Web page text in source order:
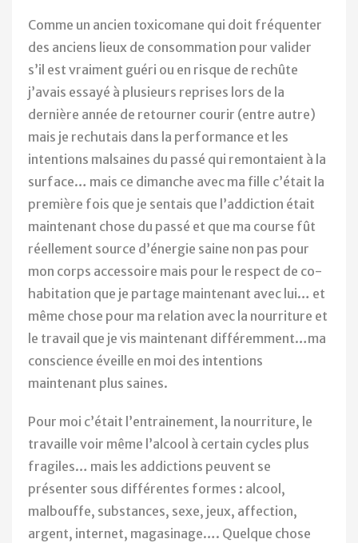
Comme un ancien toxicomane qui doit fréquenter
des anciens lieux de consommation pour valider
s’il est vraiment guéri ou en risque de rechûte
j’avais essayé à plusieurs reprises lors de la
dernière année de retourner courir (entre autre)
mais je rechutais dans la performance et les
intentions malsaines du passé qui remontaient à la
surface… mais ce dimanche avec ma fille c’était la
première fois que je sentais que l’addiction était
maintenant chose du passé et que ma course fût
réellement source d’énergie saine non pas pour
mon corps accessoire mais pour le respect de co-
habitation que je partage maintenant avec lui… et
même chose pour ma relation avec la nourriture et
le travail que je vis maintenant différemment…ma
conscience éveille en moi des intentions
maintenant plus saines.
Pour moi c’était l’entrainement, la nourriture, le
travaille voir même l’alcool à certain cycles plus
fragiles… mais les addictions peuvent se
présenter sous différentes formes : alcool,
malbouffe, substances, sexe, jeux, affection,
argent, internet, magasinage…. Quelque chose